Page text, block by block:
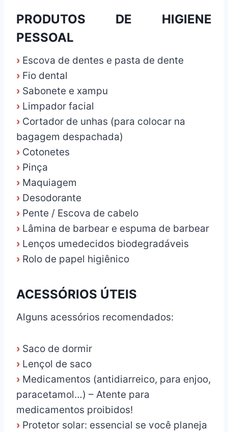
PRODUTOS DE HIGIENE
PESSOAL
› Escova de dentes e pasta de dente
› Fio dental
› Sabonete e xampu
› Limpador facial
› Cortador de unhas (para colocar na
bagagem despachada)
› Cotonetes
› Pinça
› Maquiagem
› Desodorante
› Pente / Escova de cabelo
› Lâmina de barbear e espuma de barbear
› Lenços umedecidos biodegradáveis
› Rolo de papel higiênico
ACESSÓRIOS ÚTEIS
Alguns acessórios recomendados:
› Saco de dormir
› Lençol de saco
› Medicamentos (antidiarreico, para enjoo,
paracetamol…) – Atente para
medicamentos proibidos!
› Protetor solar: essencial se você planeja